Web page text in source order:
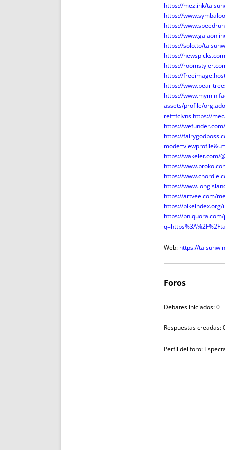
https://mez.ink/
https://
https://
https://
https://solo.to/
https://
https://
https://
https://
https://
assets/profile/
ref=fcIvns https://
https://
https://
https://wakelet.com/
https://
https://
https://
https://artvee.com/
https://
https://
Web: https://
Foros
Debates iniciados: 0
Respuestas creadas:
Perfil del foro: